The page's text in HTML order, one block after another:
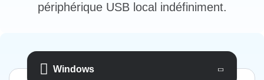
périphérique USB local indéfiniment.
Windows